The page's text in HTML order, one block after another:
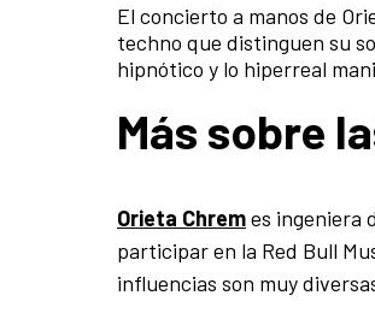
El concierto a manos de
techno que distinguen su
hipnótico y lo hiperreal
Más sobre
Orieta Chremes ingeniera
participar en la Red Bull
influencias son muy